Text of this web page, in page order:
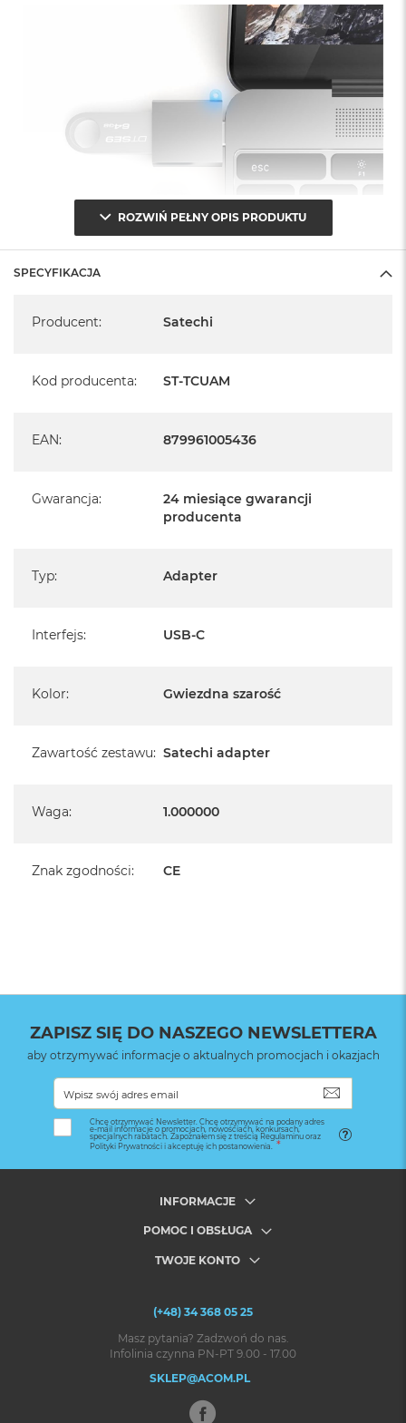
ROZWIŃ PEŁNY OPIS PRODUKTU
SPECYFIKACJA
Producent: Satechi
Kod producenta: ST-TCUAM
EAN: 879961005436
Gwarancja:
24 miesiące gwarancji
producenta
Typ: Adapter
Interfejs: USB-C
Kolor: Gwiezdna szarość
Zawartość zestawu: Satechi adapter
Waga: 1.000000
Znak zgodności: CE
ZAPISZ SIĘ DO NASZEGO NEWSLETTERA
aby otrzymywać informacje o aktualnych promocjach i okazjach
Chcę otrzymywać Newsletter. Chcę otrzymywać na podany adres
e-mail informacje o promocjach, nowościach, konkursach,
specjalnych rabatach. Zapoznałem się z treścią Regulaminu oraz
Polityki Prywatności i akceptuję ich postanowienia.
INFORMACJE
POMOC I OBSŁUGA
TWOJE KONTO
(+48) 34 368 05 25
Masz pytania? Zadzwoń do nas.
Infolinia czynna PN-PT 9.00 - 17.00
SKLEP@ACOM.PL